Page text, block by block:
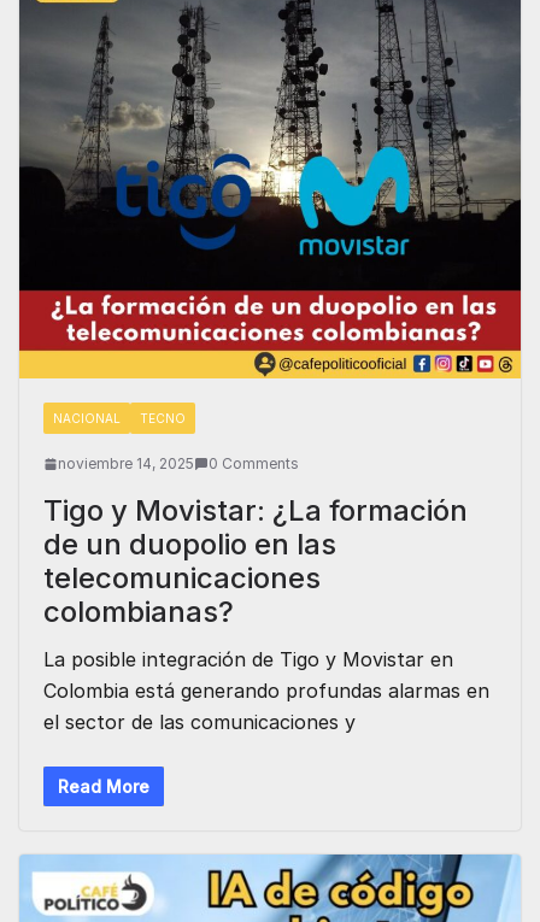
NACIONAL TECNO
noviembre 14, 2025 0 Comments
Tigo y Movistar: ¿La formación
de un duopolio en las
telecomunicaciones
colombianas?
La posible integración de Tigo y Movistar en
Colombia está generando profundas alarmas en
el sector de las comunicaciones y
Read More